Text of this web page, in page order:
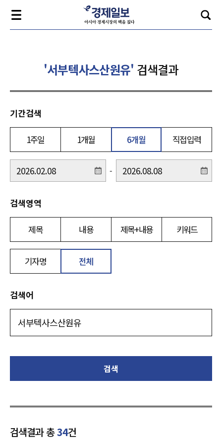
'서부텍사스산원유' 검색결과
기간검색
1주일 1개월 6개월 직접입력
-
검색영역
제목 내용 제목+내용 키워드
기자명 전체
검색어
검색
검색결과 총34건